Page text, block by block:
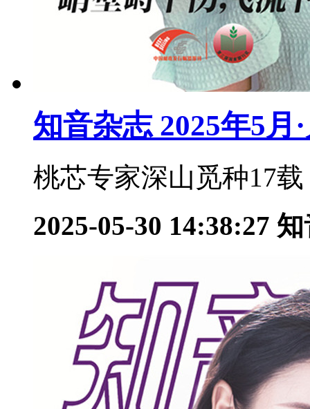
知音杂志 2025年5月
桃芯专家深山觅种17
2025-05-30 14:38:27